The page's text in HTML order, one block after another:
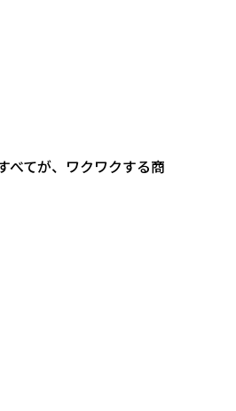
べてが、ワクワクする商